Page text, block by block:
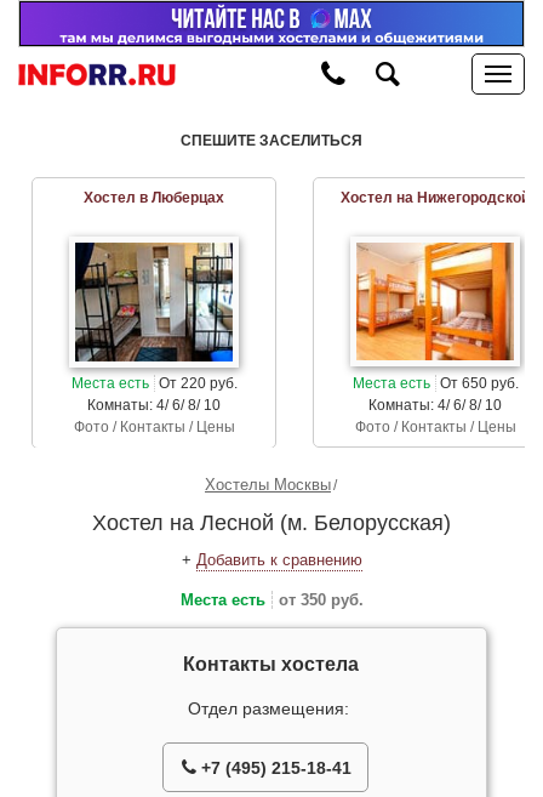
СПЕШИТЕ ЗАСЕЛИТЬСЯ
Хостел в Люберцах
Места есть От 220 руб.
Комнаты: 4/ 6/ 8/ 10
Фото / Контакты / Цены
Хостел на Нижегородской
Места есть От 650 руб.
Комнаты: 4/ 6/ 8/ 10
Фото / Контакты / Цены
Хостелы Москвы
Хостел на Лесной (м. Белорусская)
+ Добавить к сравнению
Места есть от 350 руб.
Контакты хостела
Отдел размещения:
+7 (495) 215-18-41